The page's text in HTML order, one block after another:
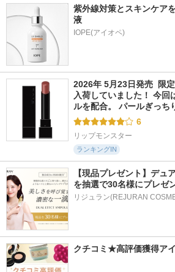
紫外線対策とスキンケア
液
2026年 5月23日発売  限
入荷していました！ 今回
ルを配合。 パールぎっち
6
リップモンスター
ランキングIN
【現品プレゼント】デュ
を抽選で30名様にプレゼ
リジュラン(REJURAN
クチコミ★高評価獲得ア